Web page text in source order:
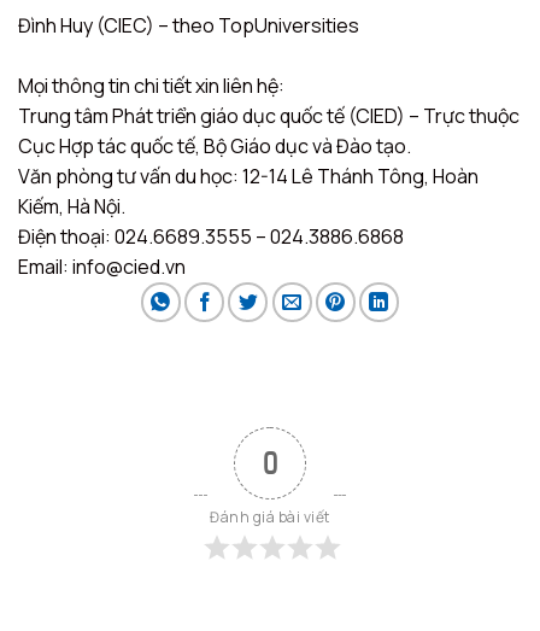
Đình Huy (CIEC) – theo TopUniversities
Mọi thông tin chi tiết xin liên hệ:
Trung tâm Phát triển giáo dục quốc tế (CIED) – Trực thuộc
Cục Hợp tác quốc tế, Bộ Giáo dục và Đào tạo.
Văn phòng tư vấn du học: 12-14 Lê Thánh Tông, Hoàn
Kiếm, Hà Nội.
Điện thoại: 024.6689.3555 – 024.3886.6868
Email: info@cied.vn
0
Đánh giá bài viết